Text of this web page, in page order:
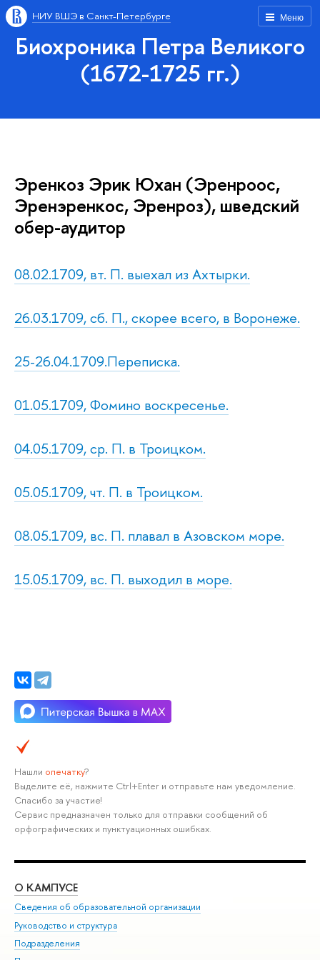
Меню
НИУ ВШЭ в Санкт-Петербурге
Биохроника Петра Великого
(1672-1725 гг.)
Эренкоз Эрик Юхан (Эренроос,
Эренэренкос, Эренроз), шведский
обер-аудитор
08.02.1709, вт. П. выехал из Ахтырки.
26.03.1709, сб. П., скорее всего, в Воронеже.
25-26.04.1709.Переписка.
01.05.1709, Фомино воскресенье.
04.05.1709, ср. П. в Троицком.
05.05.1709, чт. П. в Троицком.
08.05.1709, вс. П. плавал в Азовском море.
15.05.1709, вс. П. выходил в море.
Нашли опечатку?
Выделите её, нажмите Ctrl+Enter и отправьте нам уведомление.
Спасибо за участие!
Сервис предназначен только для отправки сообщений об
орфографических и пунктуационных ошибках.
О КАМПУСЕ
Сведения об образовательной организации
Руководство и структура
Подразделения